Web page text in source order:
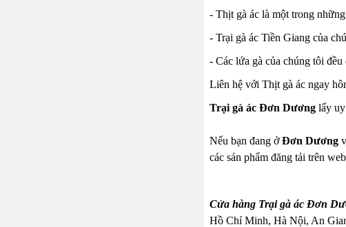
- Thịt gà ác là một trong
- Trại gà ác Tiền Giang của
- Các lứa gà của chúng tôi
Liên hệ với Thịt gà ác ngay
Trại gà ác Đơn Dươnglấy uy
Nếu bạn đang ởĐơn Dương
các sản phẩm đăng tải trên
Cửa hàng Trại gà ác Đơn
Hồ Chí Minh, Hà Nội, An